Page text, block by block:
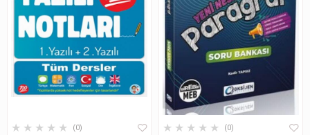
★ ★ ★ ★ ★ 0 ★ ★ ★ ★ ★ 0